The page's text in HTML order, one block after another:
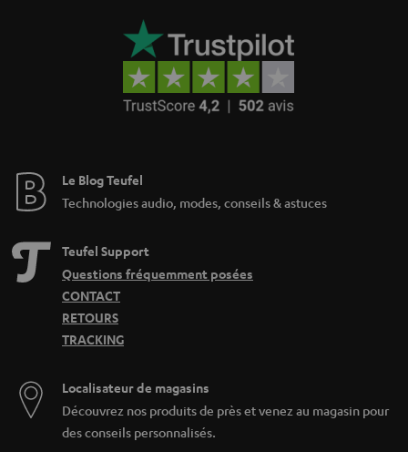
Le Blog Teufel
Technologies audio, modes, conseils & astuces
Teufel Support
Questions fréquemment posées
CONTACT
RETOURS
TRACKING
Localisateur de magasins
Découvrez nos produits de près et venez au magasin pour
des conseils personnalisés.